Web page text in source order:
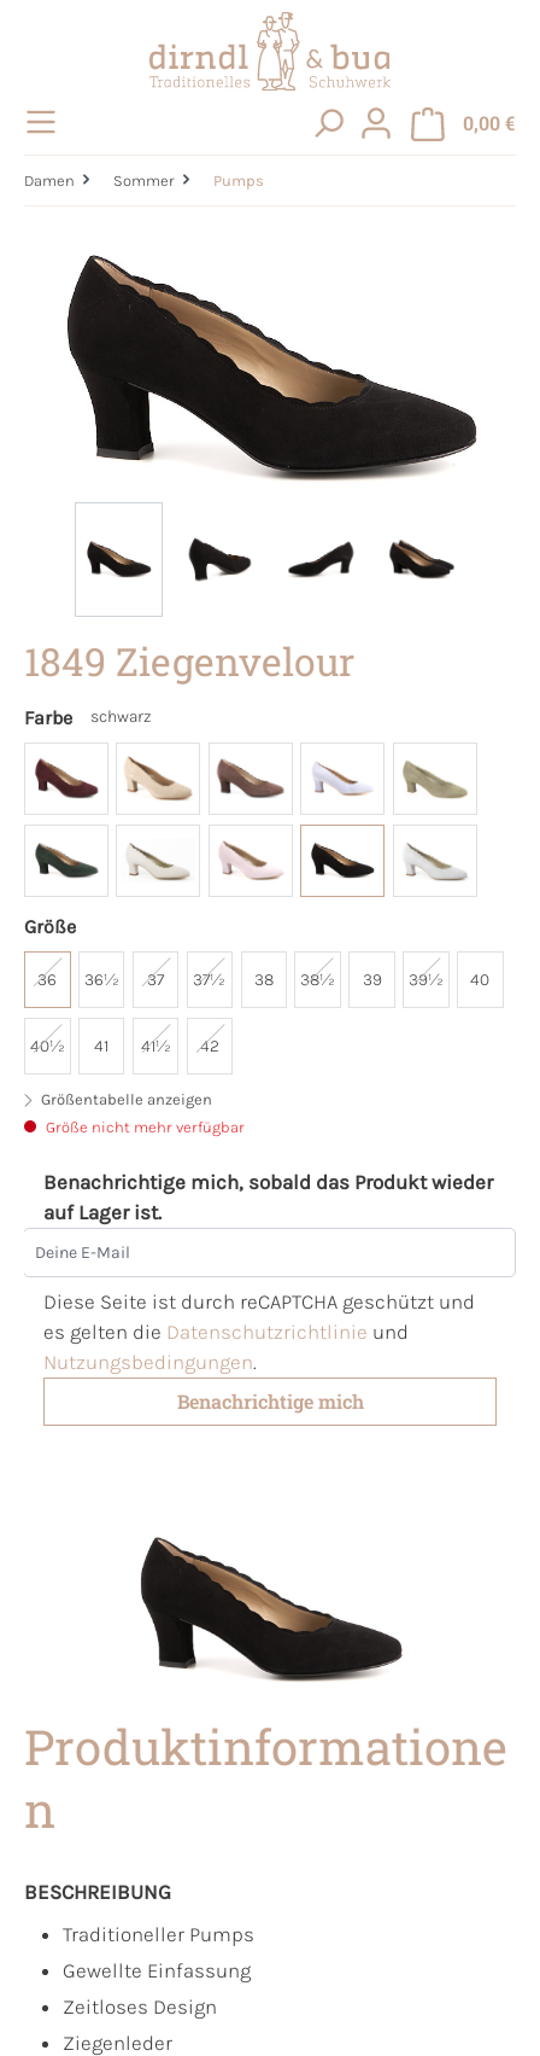
0,00 €
Damen Sommer Pumps
1849 Ziegenvelour
Farbe schwarz
Größe
36 36½ 37 37½ 38 38½ 39 39½ 40
40½ 41 41½ 42
Größentabelle anzeigen
Größe nicht mehr verfügbar
Benachrichtige mich, sobald das Produkt wieder
auf Lager ist.
Deine E-Mail
Diese Seite ist durch reCAPTCHA geschützt und
es gelten die Datenschutzrichtlinie und
Nutzungsbedingungen.
Benachrichtige mich
Produktinformatione
n
BESCHREIBUNG
Traditioneller Pumps
Gewellte Einfassung
Zeitloses Design
Ziegenleder